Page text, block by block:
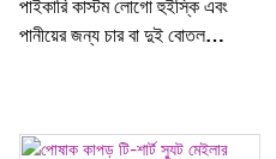
পাইকারি কাস্টম লোগো হুইস্কি এবং
পানীয়ের জন্য চার বা দুই বোতল